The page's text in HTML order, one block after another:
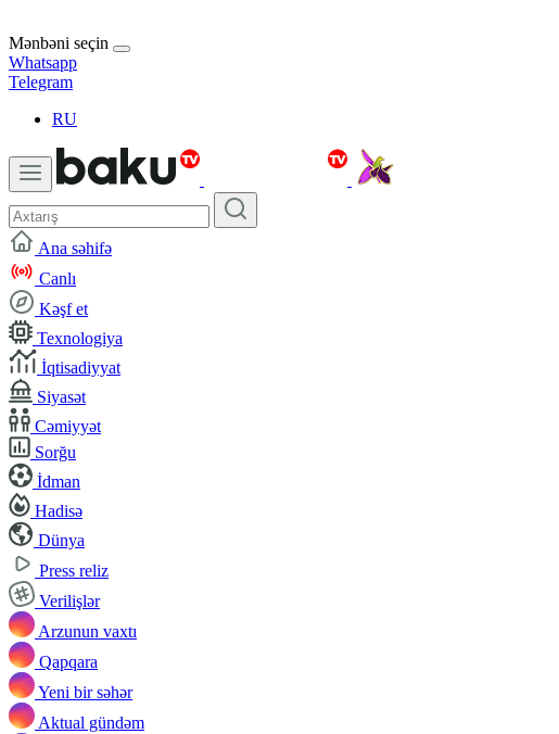
Mənbəni seçin
Whatsapp
Telegram
RU
Ana səhifə
Canlı
Kəşf et
Texnologiya
İqtisadiyyat
Siyasət
Cəmiyyət
Sorğu
İdman
Hadisə
Dünya
Press reliz
Verilişlər
Arzunun vaxtı
Qapqara
Yeni bir səhər
Aktual gündəm